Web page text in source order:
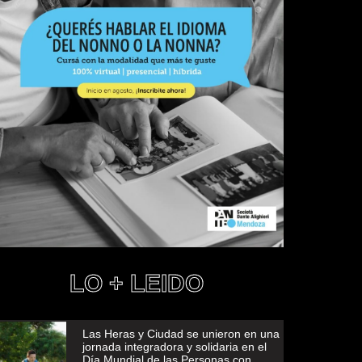
LO + LEIDO
Las Heras y Ciudad se unieron en una
jornada integradora y solidaria en el